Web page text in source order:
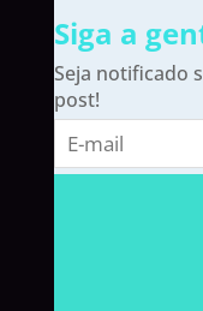
Siga a
Seja notificado
post!
E-
mail